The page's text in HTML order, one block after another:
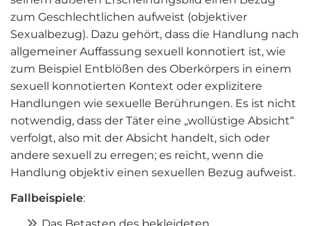
zum Geschlechtlichen aufweist (objektiver
Sexualbezug). Dazu gehört, dass die Handlung nach
allgemeiner Auffassung sexuell konnotiert ist, wie
zum Beispiel Entblößen des Oberkörpers in einem
sexuell konnotierten Kontext oder explizitere
Handlungen wie sexuelle Berührungen. Es ist nicht
notwendig, dass der Täter eine „wollüstige Absicht“
verfolgt, also mit der Absicht handelt, sich oder
andere sexuell zu erregen; es reicht, wenn die
Handlung objektiv einen sexuellen Bezug aufweist.
Fallbeispiele: